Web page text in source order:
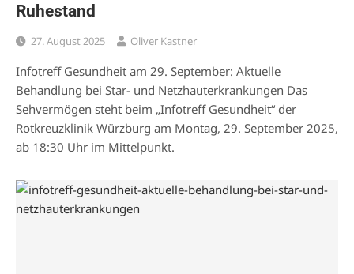
Ruhestand
27. August 2025 Oliver Kastner
Infotreff Gesundheit am 29. September: Aktuelle
Behandlung bei Star- und Netzhauterkrankungen Das
Sehvermögen steht beim „Infotreff Gesundheit“ der
Rotkreuzklinik Würzburg am Montag, 29. September 2025,
ab 18:30 Uhr im Mittelpunkt.